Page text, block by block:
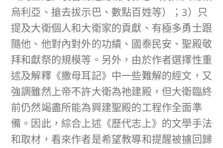
烏利亞、搶去拔示巴、數點百姓等）；3）只
提及大衛個人和大衛家的貢獻、有極多勇士跟
隨他、他對內對外的功績、國泰民安、聖殿敬
拜和獻祭的規模等。另外，由於作者選擇性重
述及解釋《撒母耳記》中一些難解的經文，又
強調雖然上帝不許大衛為祂建殿，但大衛臨終
前仍然竭盡所能為興建聖殿的工程作全面準
備。因此，綜合上述《歷代志上》的文學手法
和取材，看來作者是希望教導和提醒被擄回歸